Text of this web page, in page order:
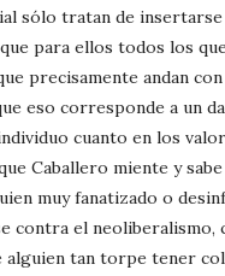
sólo tratan de
para ellos todos los
precisamente andan
eso corresponde a un
cuanto en los
Caballero miente y
muy fanatizado o
contra el neoliberalismo,
alguien tan torpe tener